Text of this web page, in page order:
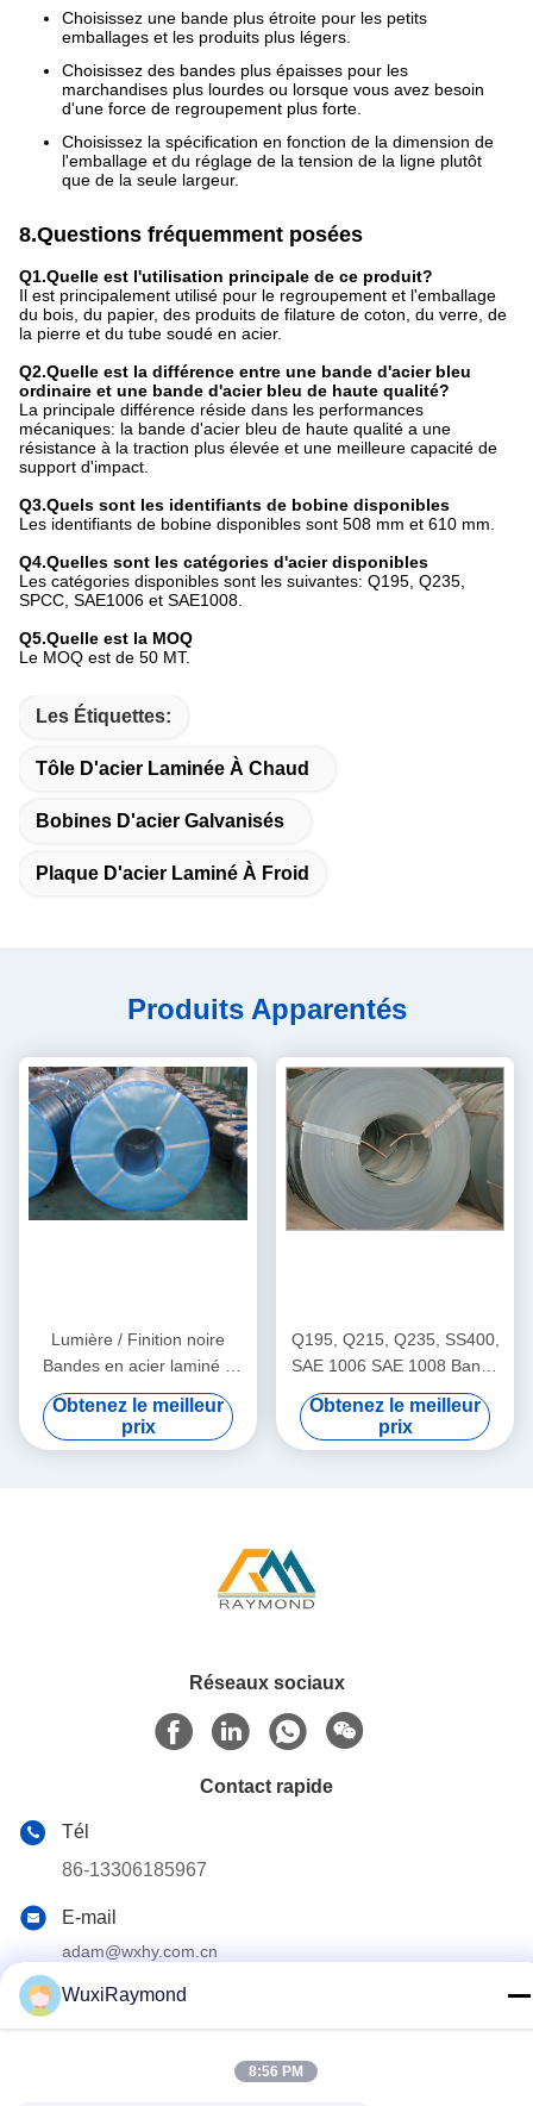
Choisissez une bande plus étroite pour les petits
emballages et les produits plus légers.
Choisissez des bandes plus épaisses pour les
marchandises plus lourdes ou lorsque vous avez besoin
d'une force de regroupement plus forte.
Choisissez la spécification en fonction de la dimension de
l'emballage et du réglage de la tension de la ligne plutôt
que de la seule largeur.
8.Questions fréquemment posées
Q1.Quelle est l'utilisation principale de ce produit?
Il est principalement utilisé pour le regroupement et l'emballage
du bois, du papier, des produits de filature de coton, du verre, de
la pierre et du tube soudé en acier.
Q2.Quelle est la différence entre une bande d'acier bleu
ordinaire et une bande d'acier bleu de haute qualité?
La principale différence réside dans les performances
mécaniques: la bande d'acier bleu de haute qualité a une
résistance à la traction plus élevée et une meilleure capacité de
support d'impact.
Q3.Quels sont les identifiants de bobine disponibles
Les identifiants de bobine disponibles sont 508 mm et 610 mm.
Q4.Quelles sont les catégories d'acier disponibles
Les catégories disponibles sont les suivantes: Q195, Q235,
SPCC, SAE1006 et SAE1008.
Q5.Quelle est la MOQ
Le MOQ est de 50 MT.
Les Étiquettes:
Tôle D'acier Laminée À Chaud
Bobines D'acier Galvanisés
Plaque D'acier Laminé À Froid
Produits Apparentés
Lumière / Finition noire
Bandes en acier laminé à
froid à l'usinage en acier
souple, dur et inoxydable
Obtenez le meilleur
prix
Q195, Q215, Q235, SS400,
SAE 1006 SAE 1008 Bande
d'acier laminée à chaud
Obtenez le meilleur
prix
Réseaux sociaux
Contact rapide
Tél
86-13306185967
E-mail
adam@wxhy.com.cn
Adresse
lndustrial Shitangwan Park, la ville de Wuxi, Jiangsu Prov.
WuxiRaymond
8:56 PM